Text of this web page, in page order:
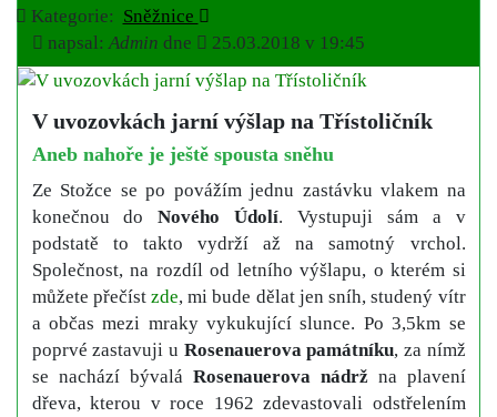
Kategorie: Sněžnice
napsal:Admin dne 25.03.2018 v 19:45
V uvozovkách jarní výšlap na Třístoličník
Aneb nahoře je ještě spousta sněhu
Ze Stožce se po povážím jednu zastávku vlakem na
konečnou doNového Údolí. Vystupuji sám a v
podstatě to takto vydrží až na samotný vrchol.
Společnost, na rozdíl od letního výšlapu, o kterém si
můžete přečíst zde, mi bude dělat jen sníh, studený vítr
a občas mezi mraky vykukující slunce. Po 3,5km se
poprvé zastavuji u Rosenauerova památníku, za nímž
se nachází bývalá Rosenauerova nádržna plavení
dřeva, kterou v roce 1962 zdevastovali odstřelením